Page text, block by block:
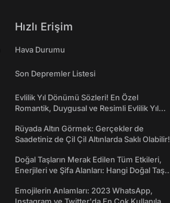
Hızlı Erişim
Hava Durumu
Son Depremler Listesi
Evlilik Yıl Dönümü Sözleri! En Özel
Romantik, Duygusal ve Resimli Evlilik Yıl
Rüyada Altın Görmek: Gerçekler de
Saadetiniz de Çil Çil Altınlarda Saklı Olabilir!
Doğal Taşların Merak Edilen Tüm Etkileri,
Enerjileri ve Şifa Alanları: Hangi Doğal Taş
Emojilerin Anlamları: 2023 WhatsApp,